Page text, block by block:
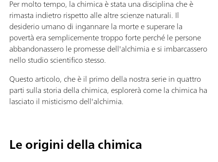
Per molto tempo, la chimica è stata una disciplina che è
rimasta indietro rispetto alle altre scienze naturali. Il
desiderio umano di ingannare la morte e superare la
povertà era semplicemente troppo forte perché le persone
abbandonassero le promesse dell'alchimia e si imbarcassero
nello studio scientifico stesso.
Questo articolo, che è il primo della nostra serie in quattro
parti sulla storia della chimica, esplorerà come la chimica ha
lasciato il misticismo dell'alchimia.
Le origini della chimica